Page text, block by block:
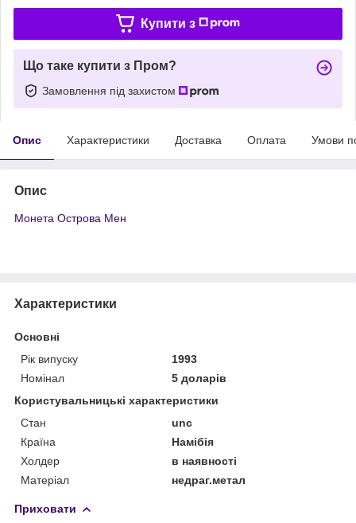
Купити з
Що таке купити з Пром?
Замовлення під захистом
Опис Характеристики Доставка Оплата Умови
Опис
Монета Острова Мен
Характеристики
Основні
Рік випуску
1993
Номінал
5 доларів
Користувальницькі характеристики
Стан
unc
Країна
Намібія
Холдер
в наявності
Матеріал
недраг.метал
Приховати